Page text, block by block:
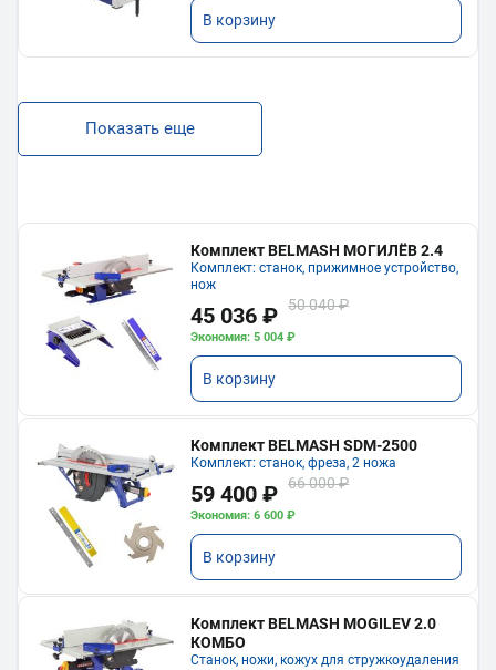
В корзину
Показать еще
Комплект BELMASH МОГИЛЁВ 2.4
Комплект: станок, прижимное устройство,
нож
45 036 ₽ 50 040 ₽
Экономия: 5 004 ₽
В корзину
Комплект BELMASH SDM-2500
Комплект: станок, фреза, 2 ножа
59 400 ₽ 66 000 ₽
Экономия: 6 600 ₽
В корзину
Комплект BELMASH MOGILEV 2.0
КОМБО
Станок, ножи, кожух для стружкоудаления